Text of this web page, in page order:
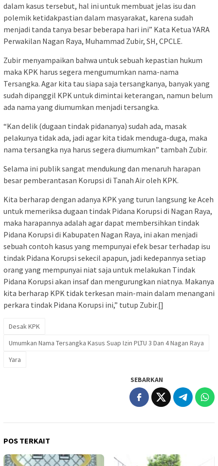
dalam kasus tersebut, hal ini untuk membuat jelas isu dan
polemik ketidakpastian dalam masyarakat, karena sudah
menjadi tanda tanya besar beberapa hari ini” Kata Ketua YARA
Perwakilan Nagan Raya, Muhammad Zubir, SH, CPCLE.
Zubir menyampaikan bahwa untuk sebuah kepastian hukum
maka KPK harus segera mengumumkan nama-nama
Tersangka. Agar kita tau siapa saja tersangkanya, banyak yang
sudah dipanggil KPK untuk dimintai keterangan, namun belum
ada nama yang diumumkan menjadi tersangka.
“Kan delik (dugaan tindak pidananya) sudah ada, masak
pelakunya tidak ada, jadi agar kita tidak menduga-duga, maka
nama tersangka nya harus segera diumumkan” tambah Zubir.
Selama ini publik sangat mendukung dan menaruh harapan
besar pemberantasan Korupsi di Tanah Air oleh KPK.
Kita berharap dengan adanya KPK yang turun langsung ke Aceh
untuk memeriksa dugaan tindak Pidana Korupsi di Nagan Raya,
maka harapannya adalah agar dapat membersihkan tindak
Pidana Korupsi di Kabupaten Nagan Raya, ini akan menjadi
sebuah contoh kasus yang mempunyai efek besar terhadap isu
tindak Pidana Korupsi sekecil apapun, jadi kedepannya setiap
orang yang mempunyai niat saja untuk melakukan Tindak
Pidana Korupsi akan insaf dan mengurungkan niatnya. Makanya
kita berharap KPK tidak terkesan main-main dalam menangani
perkara tindak Pidana Korupsi ini,” tutup Zubir.[]
Desak KPK
Umumkan Nama Tersangka Kasus Suap Izin PLTU 3 Dan 4 Nagan Raya
Yara
SEBARKAN
POS TERKAIT